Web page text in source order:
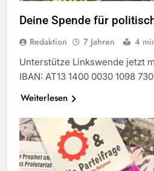
Deine Spende für
Redaktion 7 Jahren 4
Unterstütze Linkswende jetzt
IBAN: AT13 1400 0030 1098
Weiterlesen